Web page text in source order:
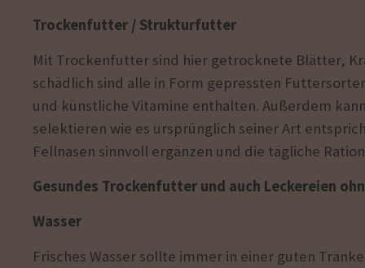
Trockenfutter / Strukturfutter
Mit Trockenfutter sind hier getrocknete Blätter,
schädlich sind alle in Form gepressten
und künstliche Vitamine enthalten. Außerdem
selektieren wie es ursprünglich seiner Art
Fellnasen sinnvoll ergänzen und die tägliche
Gesundes Trockenfutter und auch Leckereien
Wasser
Frisches Wasser sollte immer in einer guten